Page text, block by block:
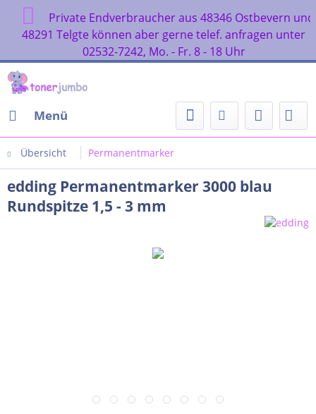
Private Endverbraucher aus 48346
48291 Telgte können aber gerne telef. anfragen
02532-7242, Mo. - Fr. 8 - 18 Uhr
Menü
Übersicht Permanentmarker
edding Permanentmarker 3000 blau
Rundspitze 1,5 - 3 mm